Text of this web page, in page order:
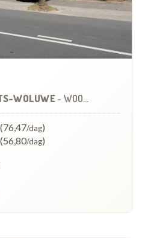
WOLUWE - WOONZORGCENTRUM (WZC)
(76,47/dag)
(56,80/dag)